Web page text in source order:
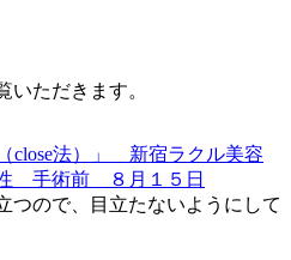
いただきます。
つので、目立たないようにして